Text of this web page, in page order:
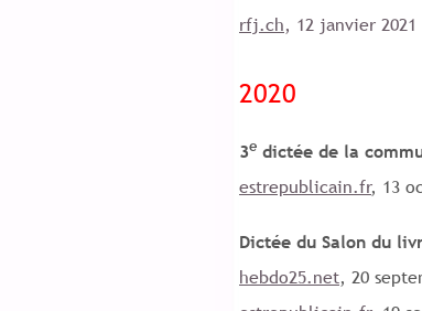
rfj.ch, 12 janvier 2021
2020
3e dictée de la
estrepublicain.fr, 13
Dictée du Salon du
hebdo25.net, 20